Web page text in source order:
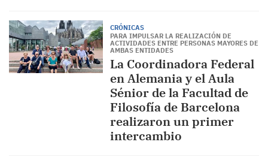
CRÓNICAS
PARA IMPULSAR LA REALIZACIÓN DE
ACTIVIDADES ENTRE PERSONAS MAYORES DE
AMBAS ENTIDADES
La Coordinadora Federal
en Alemania y el Aula
Sénior de la Facultad de
Filosofía de Barcelona
realizaron un primer
intercambio